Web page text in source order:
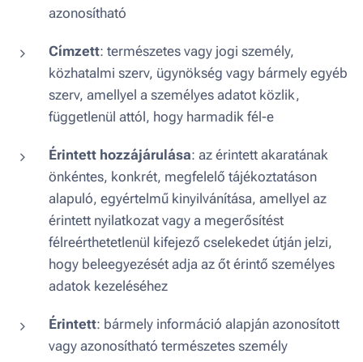
azonosítható
Címzett: természetes vagy jogi személy,
közhatalmi szerv, ügynökség vagy bármely egyéb
szerv, amellyel a személyes adatot közlik,
függetlenül attól, hogy harmadik fél-e
Érintett hozzájárulása: az érintett akaratának
önkéntes, konkrét, megfelelő tájékoztatáson
alapuló, egyértelmű kinyilvánítása, amellyel az
érintett nyilatkozat vagy a megerősítést
félreérthetetlenül kifejező cselekedet útján jelzi,
hogy beleegyezését adja az őt érintő személyes
adatok kezeléséhez
Érintett: bármely információ alapján azonosított
vagy azonosítható természetes személy